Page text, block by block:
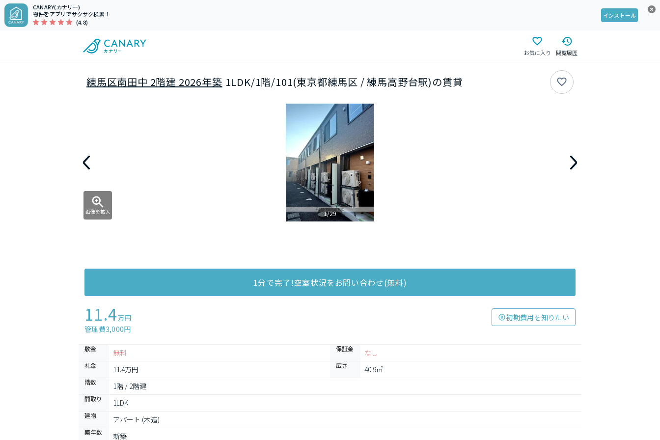
CANARY(カナリー)
物件をアプリでサクサク検索！
(4.8)
インストール
お気に入り 閲覧履歴
練馬区南田中 2階建 2026年築 1LDK/1階/101(東京都練馬区 / 練馬高野台駅)の賃貸
画像を拡大 1/29
1分で完了!空室状況をお問い合わせ(無料)
11.4万円
管理費3,000円
初期費用を知りたい
敷金 無料 保証金 なし
礼金 11.4万円 広さ 40.9㎡
階数 1階 / 2階建
間取り 1LDK
建物 アパート (木造)
築年数 新築